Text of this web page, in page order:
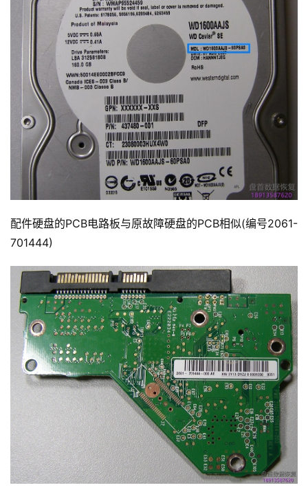
配件硬盘的PCB电路板与原故障硬盘的PCB相似(编号2061-
701444)